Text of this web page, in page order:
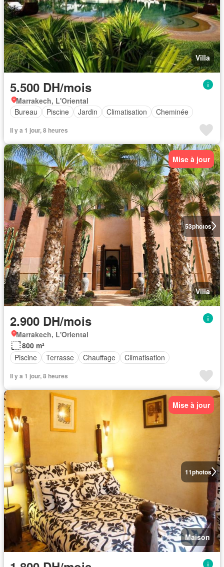
Villa
5.500 DH/mois
Marrakech, L'Oriental
Bureau
Piscine Jardin Climatisation Cheminée
Il y a 1 jour, 8 heures
53photos
Mise à jour
Villa
2.900 DH/mois
Marrakech, L'Oriental
800 m²
Piscine
Terrasse Chauffage Climatisation
Il y a 1 jour, 8 heures
11photos
Mise à jour
Maison